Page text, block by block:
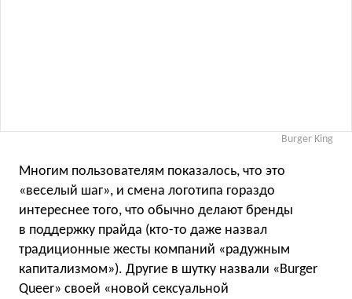
Burger King
Многим пользователям показалось, что это
«веселый шаг», и смена логотипа гораздо
интереснее того, что обычно делают бренды
в поддержку прайда (кто-то даже назвал
традиционные жесты компаний «радужным
капитализмом»). Другие в шутку назвали «Burger
Queer» своей «новой сексуальной